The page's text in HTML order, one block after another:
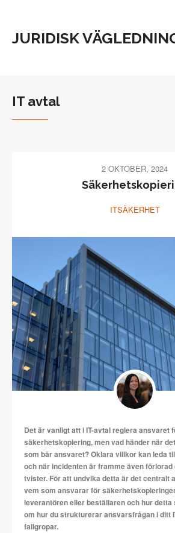
JURIDISK
IT avtal
2 OKTOBER, 2024
ITSÄKERHET
Det är vanligt att i IT-avtal reglera ansvaret
säkerhetskopiering, men vad händer när
som bär ansvaret? Oklara villkor kan leda
och när incidenten är framme även förlorad
tvister. För att undvika detta är det centralt
vem som ansvarar för
leverantören eller beställaren och hur detta
om hur du strukturerar ansvarsfrågan i ditt
fallgropar.